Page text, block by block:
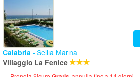
Calabria - Sellia Marina
Villaggio La Fenice